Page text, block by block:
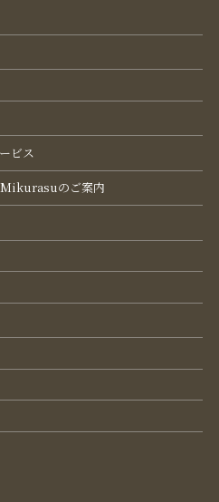
ビス
のご案内​